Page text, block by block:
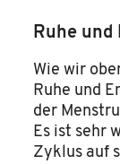
Ruhe und
Wie wir
Ruhe und
der
Es ist sehr
Zyklus auf